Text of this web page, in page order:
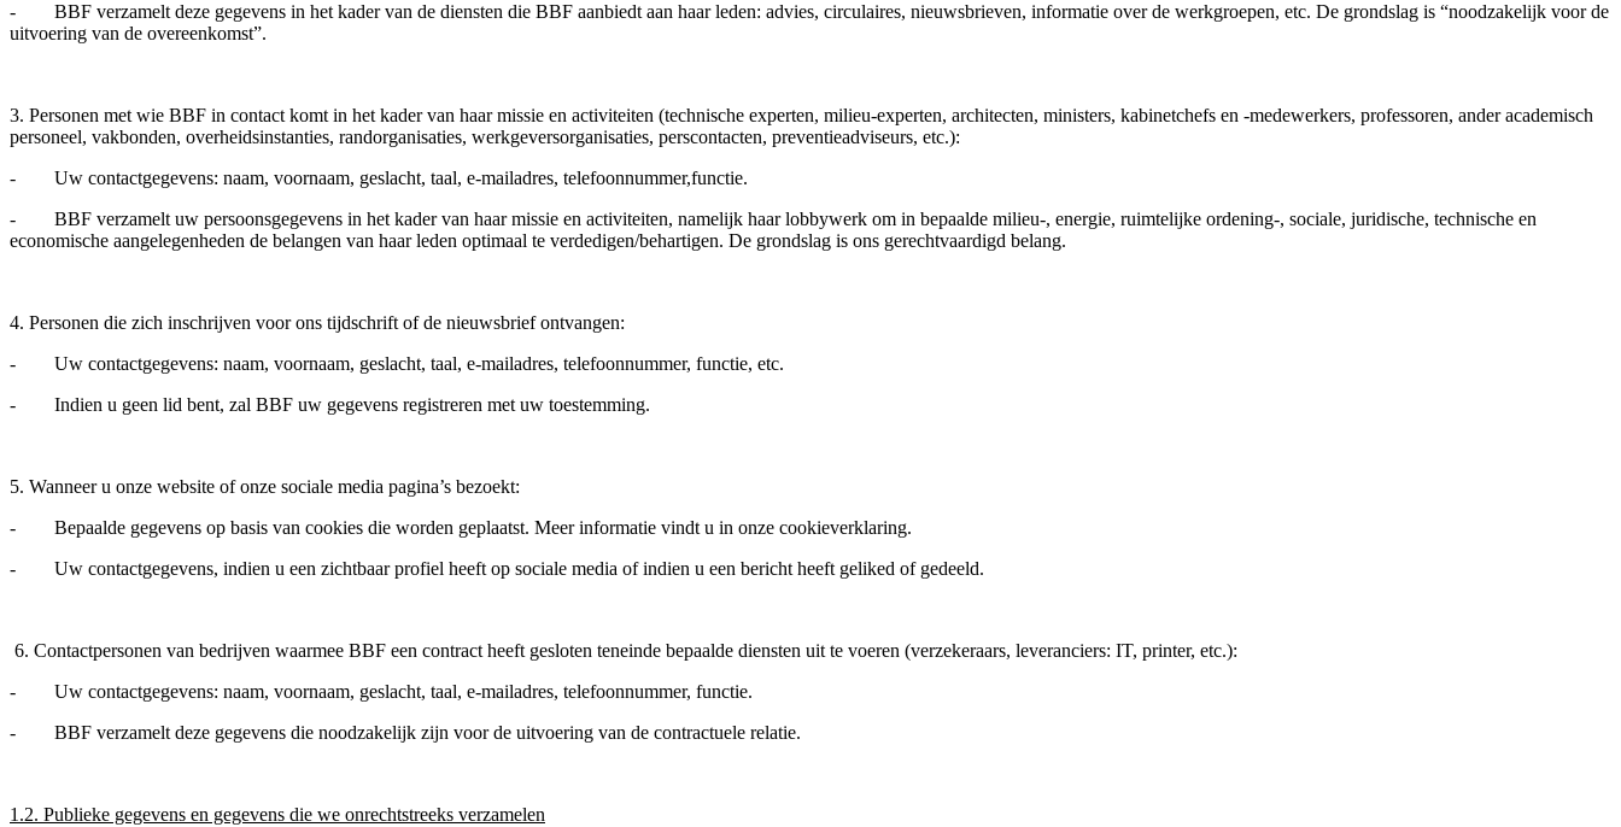
- BBF verzamelt deze gegevens in het kader van de diensten die BBF aanbiedt aan haar leden: advies, circulaires, nieuwsbrieven, informatie over de werkgroepen, etc. De grondslag is “noodzakelijk voor de
uitvoering van de overeenkomst”.
3. Personen met wie BBF in contact komt in het kader van haar missie en activiteiten (technische experten, milieu-experten, architecten, ministers, kabinetchefs en -medewerkers, professoren, ander academisch
personeel, vakbonden, overheidsinstanties, randorganisaties, werkgeversorganisaties, perscontacten, preventieadviseurs, etc.):
- Uw contactgegevens: naam, voornaam, geslacht, taal, e-mailadres, telefoonnummer,functie.
- BBF verzamelt uw persoonsgegevens in het kader van haar missie en activiteiten, namelijk haar lobbywerk om in bepaalde milieu-, energie, ruimtelijke ordening-, sociale, juridische, technische en
economische aangelegenheden de belangen van haar leden optimaal te verdedigen/behartigen. De grondslag is ons gerechtvaardigd belang.
4. Personen die zich inschrijven voor ons tijdschrift of de nieuwsbrief ontvangen:
- Uw contactgegevens: naam, voornaam, geslacht, taal, e-mailadres, telefoonnummer, functie, etc.
- Indien u geen lid bent, zal BBF uw gegevens registreren met uw toestemming.
5. Wanneer u onze website of onze sociale media pagina’s bezoekt:
- Bepaalde gegevens op basis van cookies die worden geplaatst. Meer informatie vindt u in onze cookieverklaring.
- Uw contactgegevens, indien u een zichtbaar profiel heeft op sociale media of indien u een bericht heeft geliked of gedeeld.
6. Contactpersonen van bedrijven waarmee BBF een contract heeft gesloten teneinde bepaalde diensten uit te voeren (verzekeraars, leveranciers: IT, printer, etc.):
- Uw contactgegevens: naam, voornaam, geslacht, taal, e-mailadres, telefoonnummer, functie.
- BBF verzamelt deze gegevens die noodzakelijk zijn voor de uitvoering van de contractuele relatie.
1.2. Publieke gegevens en gegevens die we onrechtstreeks verzamelen